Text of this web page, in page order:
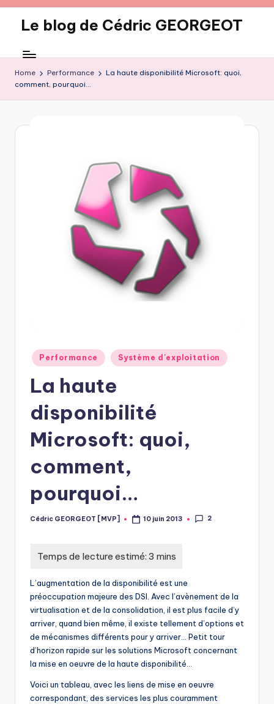
content
Le blog de Cédric GEORGEOT
Home Performance
La haute disponibilité Microsoft: quoi,
comment, pourquoi…
Posted
in
Performance Système d'exploitation
La haute
disponibilité
Microsoft: quoi,
comment,
pourquoi…
Posted
Cédric GEORGEOT [MVP] 10 juin 2013 2
L’augmentation de la disponibilité est une
préoccupation majeure des DSI. Avec l’avènement de la
virtualisation et de la consolidation, il est plus facile d’y
arriver, quand bien même, il existe tellement d’options et
de mécanismes différents pour y arriver… Petit tour
d’horizon rapide sur les solutions Microsoft concernant
la mise en oeuvre de la haute disponibilité…
Voici un tableau, avec les liens de mise en oeuvre
correspondant, des services les plus couramment